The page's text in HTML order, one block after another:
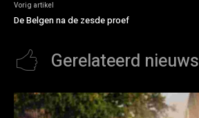
Vorig artikel
De Belgen na de zesde proef
Gerelateerd nieuws